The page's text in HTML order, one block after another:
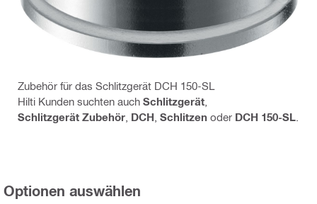
Zubehör für das Schlitzgerät DCH 150-SL
Hilti Kunden suchten auch Schlitzgerät
Schlitzgerät Zubehör DCH Schlitzen oder DCH 150-SL
Optionen auswählen